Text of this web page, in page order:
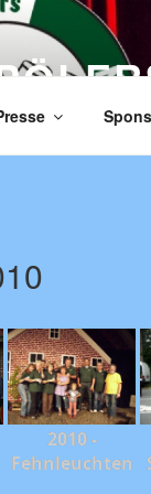
2010 -
Fehnleuchten